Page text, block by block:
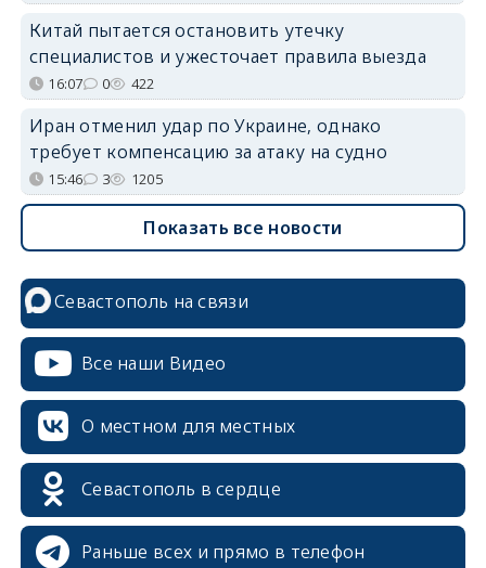
Китай пытается остановить утечку
специалистов и ужесточает правила выезда
16:07 0 422
Иран отменил удар по Украине, однако
требует компенсацию за атаку на судно
15:46 3 1205
Показать все новости
Севастополь на связи
Все наши Видео
О местном для местных
Севастополь в сердце
Раньше всех и прямо в телефон